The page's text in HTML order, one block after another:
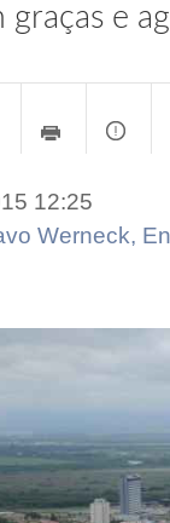
graças e
12:25
Werneck,